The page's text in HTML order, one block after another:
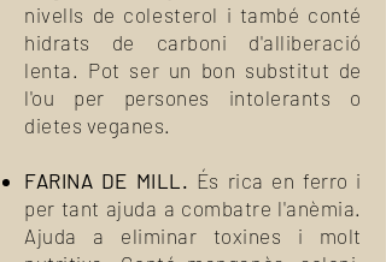
nivells de colesterol i també conté
hidrats de carboni d'alliberació
lenta. Pot ser un bon substitut de
l'ou per persones intolerants o
dietes veganes.
FARINA DE MILL. És rica en ferro i
per tant ajuda a combatre l'anèmia.
Ajuda a eliminar toxines i molt